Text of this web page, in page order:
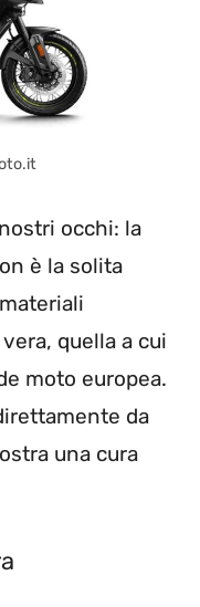
occhi: la
è la solita
quella a cui
moto europea.
da
una cura